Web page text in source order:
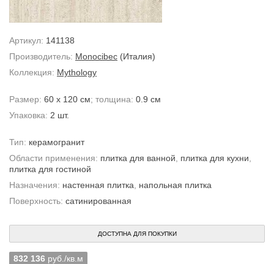
Артикул: 141138
Производитель: Monocibec (Италия)
Коллекция: Mythology
Размер: 60 x 120 см; толщина: 0.9 см
Упаковка: 2 шт.
Тип: керамогранит
Области применения: плитка для ванной плитка для кухни
плитка для гостиной
Назначения: настенная плитка
напольная плитка
Поверхность: сатинированная
ДОСТУПНА ДЛЯ ПОКУПКИ
832 136 руб./кв.м